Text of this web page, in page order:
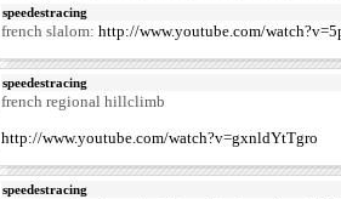
speedestracing
french slalom: http://www.youtube.com/
speedestracing
french regional hillclimb
http://www.youtube.com/watch?v=gxnldYtTgro
speedestracing